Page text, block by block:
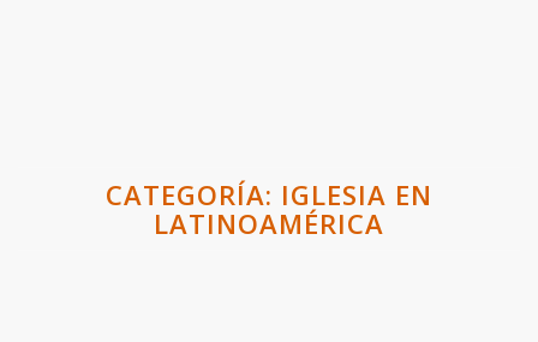
CATEGORÍA: IGLESIA EN
LATINOAMÉRICA